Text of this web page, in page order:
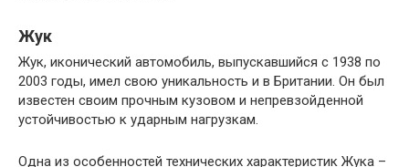
Жук
Жук, иконический автомобиль, выпускавшийся с 1938 по
2003 годы, имел свою уникальность и в Британии. Он был
известен своим прочным кузовом и непревзойденной
устойчивостью к ударным нагрузкам.
Одна из особенностей технических характеристик Жука –